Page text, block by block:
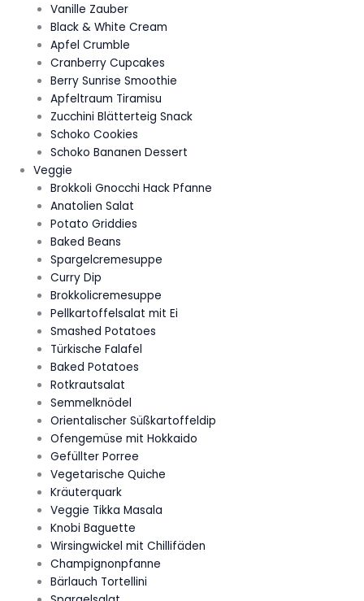
Vanille Zauber
Black & White Cream
Apfel Crumble
Cranberry Cupcakes
Berry Sunrise Smoothie
Apfeltraum Tiramisu
Zucchini Blätterteig Snack
Schoko Cookies
Schoko Bananen Dessert
Veggie
Brokkoli Gnocchi Hack Pfanne
Anatolien Salat
Potato Griddies
Baked Beans
Spargelcremesuppe
Curry Dip
Brokkolicremesuppe
Pellkartoffelsalat mit Ei
Smashed Potatoes
Türkische Falafel
Baked Potatoes
Rotkrautsalat
Semmelknödel
Orientalischer Süßkartoffeldip
Ofengemüse mit Hokkaido
Gefüllter Porree
Vegetarische Quiche
Kräuterquark
Veggie Tikka Masala
Knobi Baguette
Wirsingwickel mit Chillifäden
Champignonpfanne
Bärlauch Tortellini